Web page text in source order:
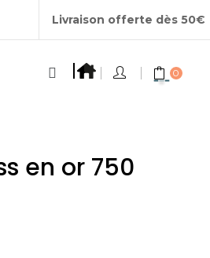
Livraison offerte dès 50€
0
en or 750